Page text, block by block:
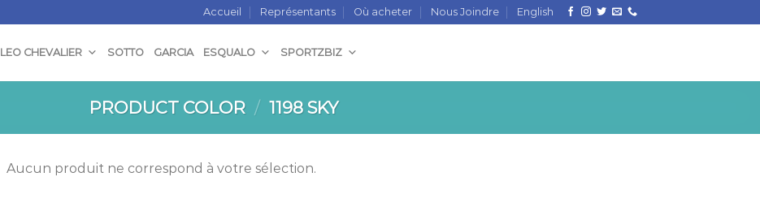
Accueil Représentants Où acheter Nous Joindre English
LEO CHEVALIER SOTTO GARCIA ESQUALO SPORTZBIZ
PRODUCT COLOR / 1198 SKY
Aucun produit ne correspond à votre sélection.